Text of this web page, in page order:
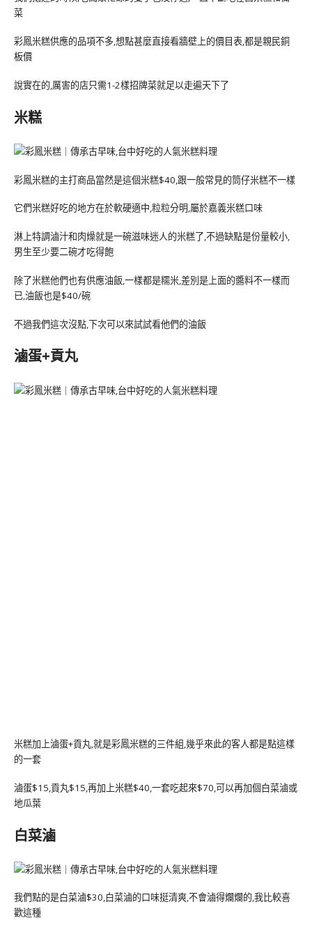
菜
彩鳳米糕供應的品項不多,想點甚麼直接看牆壁上的價目表,都是親民銅
板價
說實在的,厲害的店只需1-2樣招牌菜就足以走遍天下了
米糕
彩鳳米糕的主打商品當然是這個米糕$40,跟一般常見的筒仔米糕不一樣
它們米糕好吃的地方在於軟硬適中,粒粒分明,屬於嘉義米糕口味
淋上特調滷汁和肉燥就是一碗滋味迷人的米糕了,不過缺點是份量較小,
男生至少要二碗才吃得飽
除了米糕他們也有供應油飯,一樣都是糯米,差別是上面的醬料不一樣而
已,油飯也是$40/碗
不過我們這次沒點,下次可以來試試看他們的油飯
滷蛋+貢丸
米糕加上滷蛋+貢丸,就是彩鳳米糕的三件組,幾乎來此的客人都是點這樣
的一套
滷蛋$15,貢丸$15,再加上米糕$40,一套吃起來$70,可以再加個白菜滷或
地瓜葉
白菜滷
我們點的是白菜滷$30,白菜滷的口味挺清爽,不會滷得爛爛的,我比較喜
歡這種